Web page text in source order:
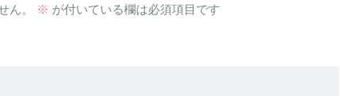
ん。 ※ が付いている欄は必須項目です